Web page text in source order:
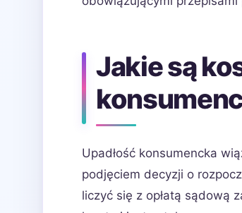
Jakie są
Upadłość konsumencka
podjęciem decyzji o
liczyć się z opłatą sądową